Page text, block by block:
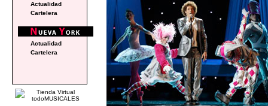
Actualidad
Cartelera
Actualidad
Cartelera